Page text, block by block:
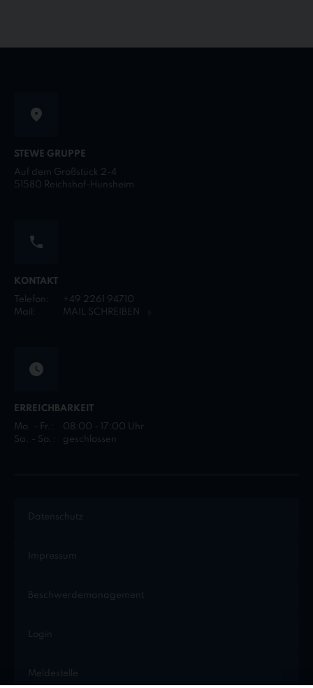
STEWE GRUPPE
Auf dem Großstück 2-4
51580 Reichshof-Hunsheim
KONTAKT
Telefon:
+49 2261 94710
Mail:
MAIL SCHREIBEN
ERREICHBARKEIT
Mo. - Fr.:
08:00 - 17:00 Uhr
Sa. - So.:
geschlossen
Datenschutz
Impressum
Beschwerdemanagement
Login
Meldestelle